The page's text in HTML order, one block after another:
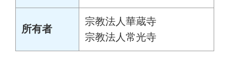
所有者
宗教法人華蔵寺
宗教法人常光寺